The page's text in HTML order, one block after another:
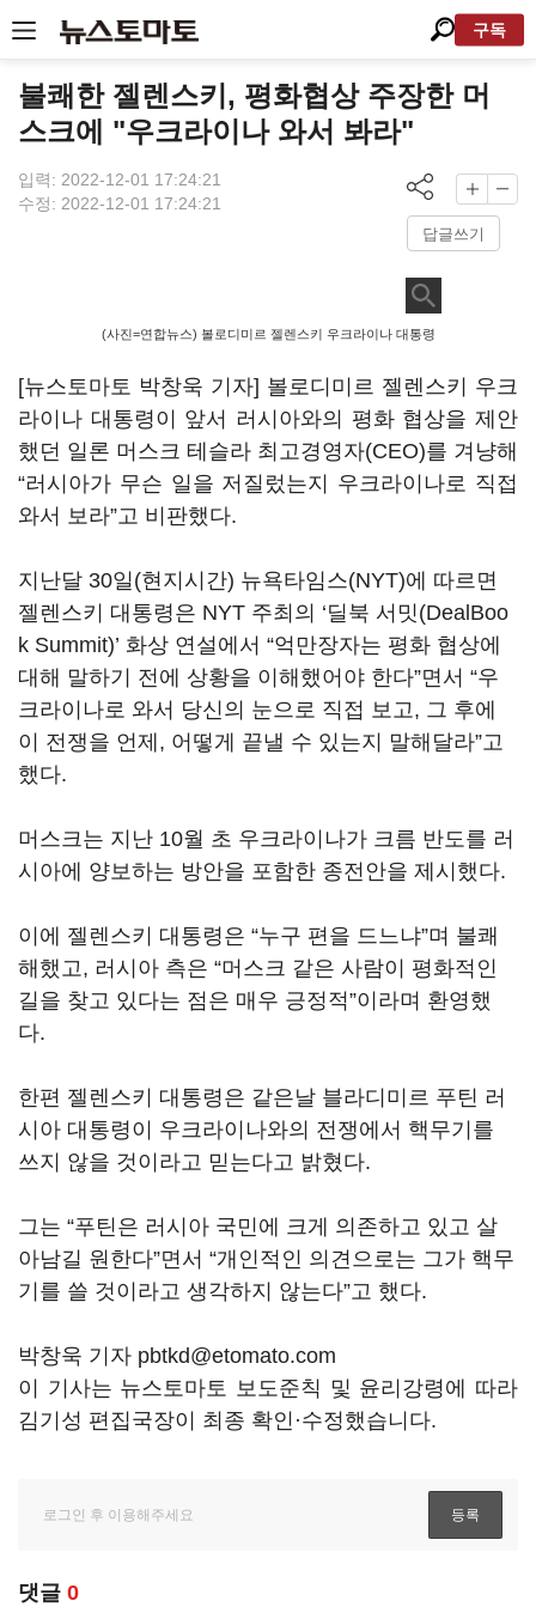
구독
불쾌한 젤렌스키, 평화협상 주장한 머
스크에 "우크라이나 와서 봐라"
입력: 2022-12-01 17:24:21
수정: 2022-12-01 17:24:21
답글쓰기
(사진=연합뉴스) 볼로디미르 젤렌스키 우크라이나 대통령
[뉴스토마토 박창욱 기자] 볼로디미르 젤렌스키 우크
라이나 대통령이 앞서 러시아와의 평화 협상을 제안
했던 일론 머스크 테슬라 최고경영자(CEO)를 겨냥해
“러시아가 무슨 일을 저질렀는지 우크라이나로 직접
와서 보라”고 비판했다.
지난달 30일(현지시간) 뉴욕타임스(NYT)에 따르면
젤렌스키 대통령은 NYT 주최의 ‘딜북 서밋(DealBoo
k Summit)’ 화상 연설에서 “억만장자는 평화 협상에
대해 말하기 전에 상황을 이해했어야 한다”면서 “우
크라이나로 와서 당신의 눈으로 직접 보고, 그 후에
이 전쟁을 언제, 어떻게 끝낼 수 있는지 말해달라”고
했다.
머스크는 지난 10월 초 우크라이나가 크름 반도를 러
시아에 양보하는 방안을 포함한 종전안을 제시했다.
이에 젤렌스키 대통령은 “누구 편을 드느냐”며 불쾌
해했고, 러시아 측은 “머스크 같은 사람이 평화적인
길을 찾고 있다는 점은 매우 긍정적”이라며 환영했
다.
한편 젤렌스키 대통령은 같은날 블라디미르 푸틴 러
시아 대통령이 우크라이나와의 전쟁에서 핵무기를
쓰지 않을 것이라고 믿는다고 밝혔다.
그는 “푸틴은 러시아 국민에 크게 의존하고 있고 살
아남길 원한다”면서 “개인적인 의견으로는 그가 핵무
기를 쓸 것이라고 생각하지 않는다”고 했다.
박창욱 기자 pbtkd@etomato.com
이 기사는 뉴스토마토 보도준칙 및 윤리강령에 따라
김기성 편집국장이 최종 확인·수정했습니다.
댓글 0